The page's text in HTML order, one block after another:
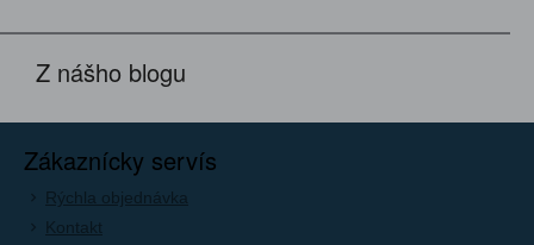
Z nášho blogu
Zákaznícky servís
Rýchla objednávka
Kontakt